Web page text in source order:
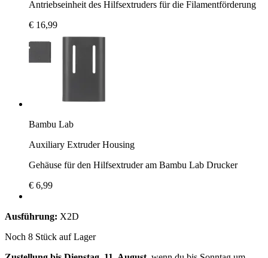
Antriebseinheit des Hilfsextruders für die Filamentförderung
€ 16,99
Bambu Lab
Auxiliary Extruder Housing
Gehäuse für den Hilfsextruder am Bambu Lab Drucker
€ 6,99
Ausführung: X2D
Noch 8 Stück auf Lager